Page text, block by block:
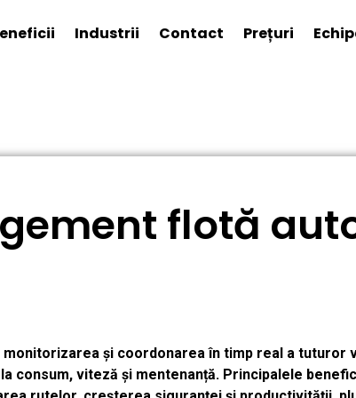
Industrii Contact Prețuri
flotă
și coordonarea în timp real a tuturor
consum, viteză și mentenanță. Principalele